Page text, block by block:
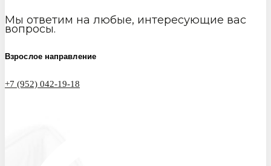
Мы ответим на любые, интересующие вас
вопросы.
Взрослое направление
+7 (952) 042-19-18